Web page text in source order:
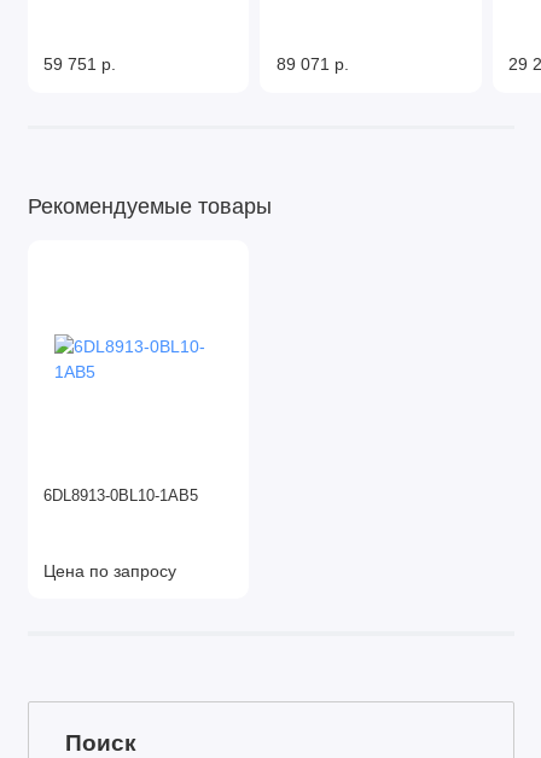
59 751 р. 89 071 р. 29
Рекомендуемые товары
6DL8913-0BL10-1AB5
Цена по запросу
Поиск